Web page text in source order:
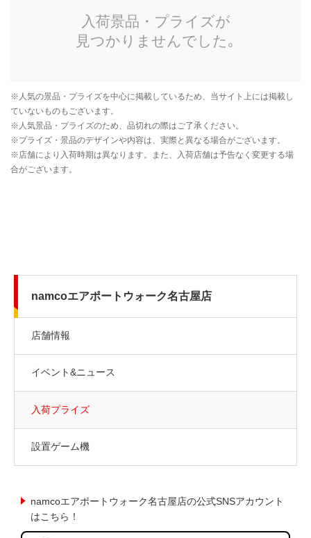
namcoエアポートウォーク名古屋店
店舗情報
イベント&ニュース
入荷プライズ
設置ゲーム機
namcoエアポートウォーク名古屋店の公式SNSアカウント
はこちら！